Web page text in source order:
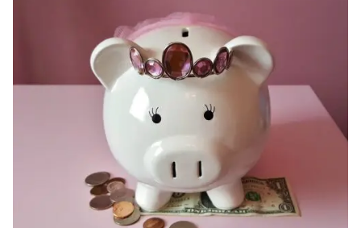
収入の2割を貯蓄してそのうち半分を投資し
たら余裕で富裕層になれる まとめ